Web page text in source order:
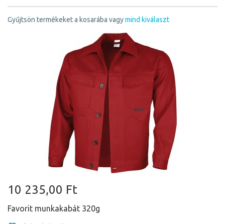
Gyűjtsön termékeket a kosarába vagymind kiválaszt
10 235,00 Ft
Favorit munkakabát 320g